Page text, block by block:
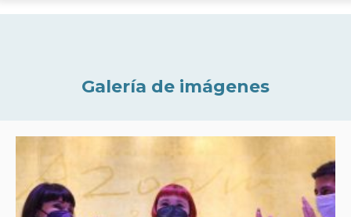
Galería de imágenes